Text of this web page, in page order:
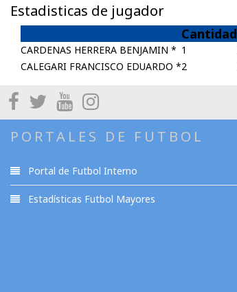
Estadisticas de jugador
Cantidad
CARDENAS HERRERA BENJAMIN * 1
CALEGARI FRANCISCO EDUARDO *2
PORTALES DE FUTBOL
Portal de Futbol Interno
Estadísticas Futbol Mayores